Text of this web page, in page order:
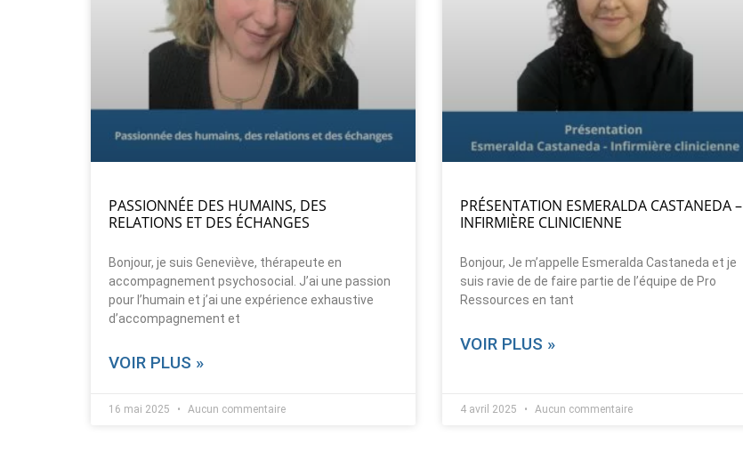
PASSIONNÉE DES HUMAINS, DES
RELATIONS ET DES ÉCHANGES
Bonjour, je suis Geneviève, thérapeute en
accompagnement psychosocial. J’ai une passion
pour l’humain et j’ai une expérience exhaustive
d’accompagnement et
VOIR PLUS »
16 mai 2025 Aucun commentaire
PRÉSENTATION ESMERALDA CASTANEDA –
INFIRMIÈRE CLINICIENNE
Bonjour, Je m’appelle Esmeralda Castaneda et je
suis ravie de de faire partie de l’équipe de Pro
Ressources en tant
VOIR PLUS »
4 avril 2025 Aucun commentaire